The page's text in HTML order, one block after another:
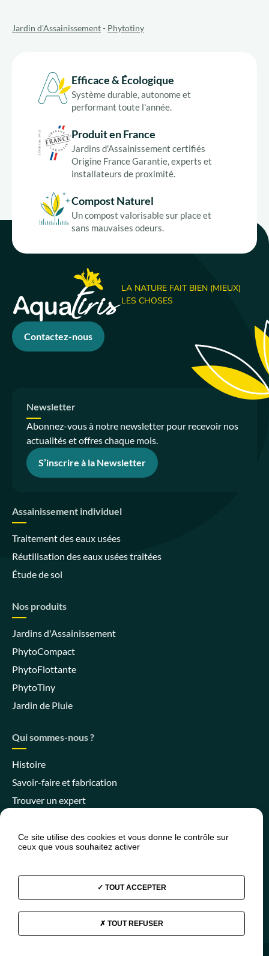
Jardin d'Assainissement- Phytotiny
Efficace & Écologique
Système durable, autonome et
performant toute l'année.
Produit en France
Jardins d'Assainissement certifiés
Origine France Garantie, experts et
installateurs de proximité.
Compost Naturel
Un compost valorisable sur place et
sans mauvaises odeurs.
LA NATURE FAIT BIEN (MIEUX)
LES CHOSES
Contactez-nous
Newsletter
Abonnez-vous à notre newsletter pour recevoir nos
actualités et offres chaque mois.
S’inscrire à la Newsletter
Assainissement individuel
Traitement des eaux usées
Réutilisation des eaux usées traitées
Étude de sol
Nos produits
Jardins d'Assainissement
PhytoCompact
PhytoFlottante
PhytoTiny
Jardin de Pluie
Qui sommes-nous ?
Histoire
Savoir-faire et fabrication
Trouver un expert
Actualités
FAQ
YoutubeLinkedin
Ce site utilise des cookies et vous donne le contrôle sur
ceux que vous souhaitez activer
TOUT ACCEPTER
TOUT REFUSER